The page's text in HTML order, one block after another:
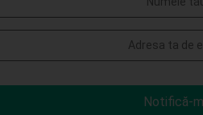
Notifică-